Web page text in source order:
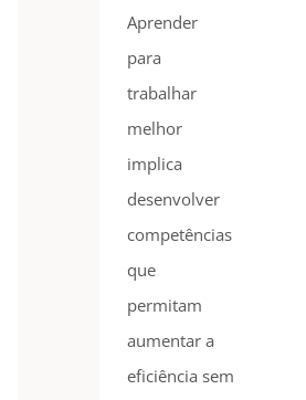
Aprender
para
trabalhar
melhor
implica
desenvolver
competências
que
permitam
aumentar a
eficiência sem